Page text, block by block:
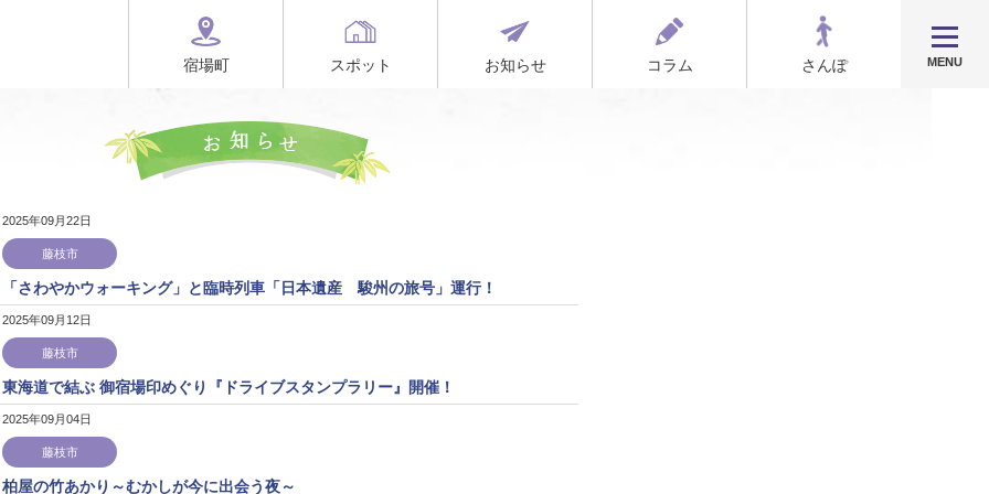
MENU
宿場町 スポット お知らせ コラム さんぽ
2025年09月22日
藤枝市
「さわやかウォーキング」と臨時列車「日本遺産 駿州の旅号」運行！
2025年09月12日
藤枝市
東海道で結ぶ 御宿場印めぐり『ドライブスタンプラリー』開催！
2025年09月04日
藤枝市
柏屋の竹あかり～むかしが今に出会う夜～